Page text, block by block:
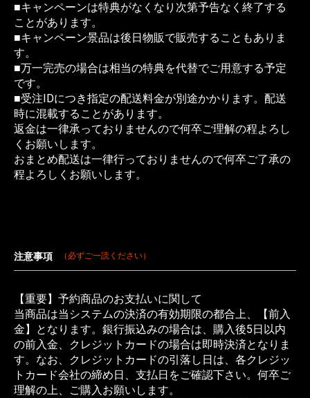
■キャンペーンは特典がなくなり次第予告なく終了する
ことがあります。
■キャンペーン景品は後日物販で販売することもありま
す。
■万一完売の場合は相当の特典を代替でご用意する予定
です。
■受注IDにつき指定の配送料金が別途かかります。配送
時に混載することがあります。
返金は一律承っておりませんので何卒ご理解の程よろし
くお願いします。
おまとめ配送は一律行っておりませんので何卒ご了承の
程よろしくお願いします。
注意事項 （必ずご一読ください）
【重要】予約商品のお支払いに関して
当商品は当システムの決済の有効期限の都合上、【前入
金】となります。銀行振込みの場合は、購入後5日以内
の前入金、クレジットカードの場合は即時決済となりま
す。なお、クレジットカードの引落し日は、各クレジッ
トカード会社の締め日、支払日をご確認下さい。何卒ご
理解の上、ご購入お願いします。